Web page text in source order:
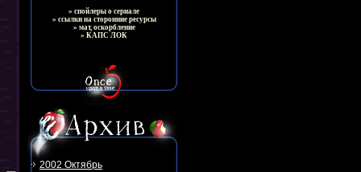
» спойлеры о сериале
» ссылки на сторонние ресурсы
» мат, оскорбление
» КАПС ЛОК
2002 Октябрь